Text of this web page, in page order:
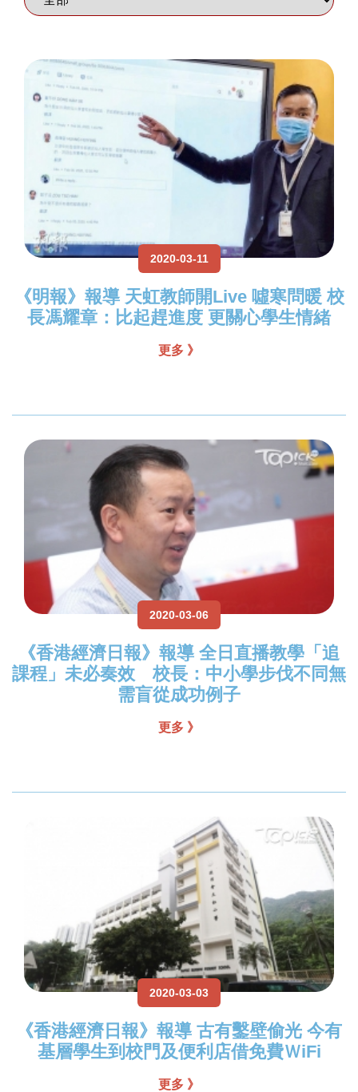
2020-03-11
《明報》報導 天虹教師開Live 噓寒問暖 校
長馮耀章：比起趕進度 更關心學生情緒
更多 》
2020-03-06
《香港經濟日報》報導 全日直播教學「追
課程」未必奏效 校長：中小學步伐不同無
需盲從成功例子
更多 》
2020-03-03
《香港經濟日報》報導 古有鑿壁偷光 今有
基層學生到校門及便利店借免費ＷiFi
更多 》